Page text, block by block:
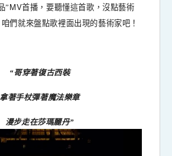
” MV首播，要聽懂這首歌，沒點藝術
們就來盤點歌裡面出現的藝術家吧！
“哥穿著復古西裝
拿著手杖彈著魔法樂章
漫步走在莎瑪麗丹”